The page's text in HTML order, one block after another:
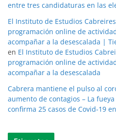
entre tres candidaturas en las
El Instituto de Estudios
programación online de
acompañar a la desescalada |
en El Instituto de Estudios
programación online de
acompañar a la desescalada
Cabrera mantiene el pulso al
aumento de contagios – La
confirma 25 casos de Covid-19